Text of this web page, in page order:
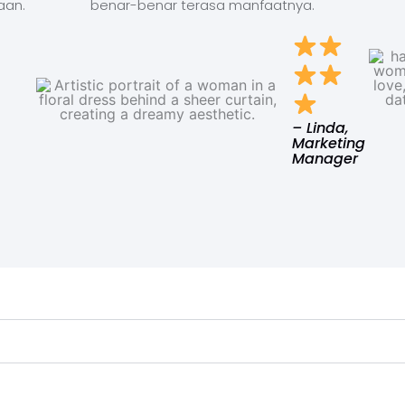
benar-benar terasa manfaatnya.
– Linda,
Marketing
Manager